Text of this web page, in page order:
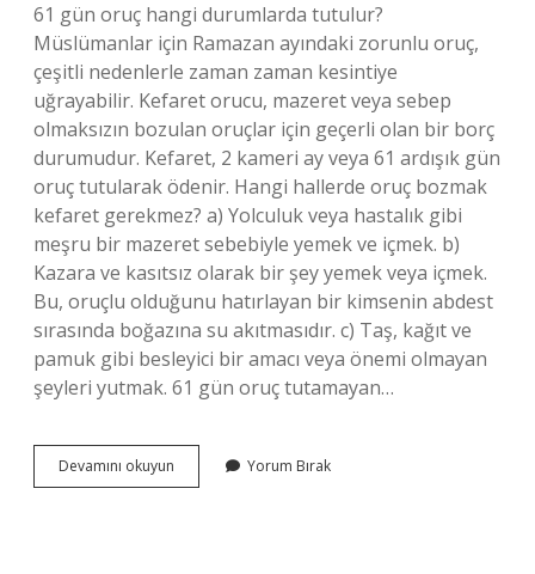
61 gün oruç hangi durumlarda tutulur?
Müslümanlar için Ramazan ayındaki zorunlu oruç,
çeşitli nedenlerle zaman zaman kesintiye
uğrayabilir. Kefaret orucu, mazeret veya sebep
olmaksızın bozulan oruçlar için geçerli olan bir borç
durumudur. Kefaret, 2 kameri ay veya 61 ardışık gün
oruç tutularak ödenir. Hangi hallerde oruç bozmak
kefaret gerekmez? a) Yolculuk veya hastalık gibi
meşru bir mazeret sebebiyle yemek ve içmek. b)
Kazara ve kasıtsız olarak bir şey yemek veya içmek.
Bu, oruçlu olduğunu hatırlayan bir kimsenin abdest
sırasında boğazına su akıtmasıdır. c) Taş, kağıt ve
pamuk gibi besleyici bir amacı veya önemi olmayan
şeyleri yutmak. 61 gün oruç tutamayan…
Devamını okuyun
Gibi
Yorum Bırak